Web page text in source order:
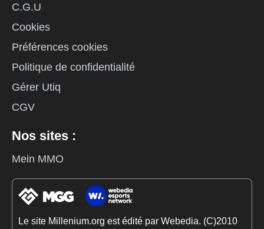
C.G.U
Cookies
Préférences cookies
Politique de confidentialité
Gérer Utiq
CGV
Nos sites :
Mein MMO
Le site Millenium.org est édité par Webedia. (C)2010